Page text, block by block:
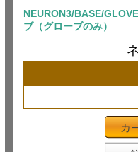
NEURON3/BASE/
ブ（グローブのみ）
カ